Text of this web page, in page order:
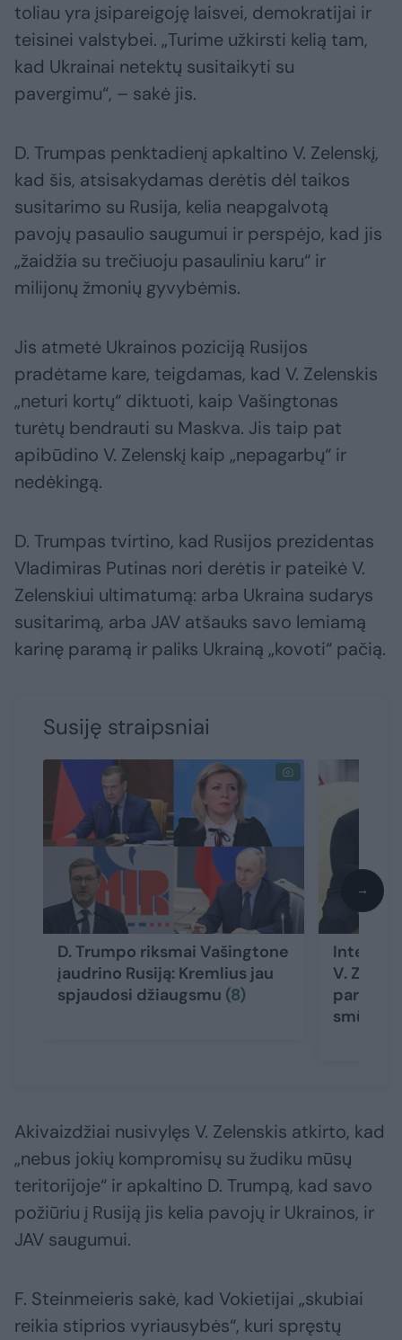
toliau yra įsipareigoję laisvei, demokratijai ir
teisinei valstybei. „Turime užkirsti kelią tam,
kad Ukrainai netektų susitaikyti su
pavergimu“, – sakė jis.
D. Trumpas penktadienį apkaltino V. Zelenskį,
kad šis, atsisakydamas derėtis dėl taikos
susitarimo su Rusija, kelia neapgalvotą
pavojų pasaulio saugumui ir perspėjo, kad jis
„žaidžia su trečiuoju pasauliniu karu“ ir
milijonų žmonių gyvybėmis.
Jis atmetė Ukrainos poziciją Rusijos
pradėtame kare, teigdamas, kad V. Zelenskis
„neturi kortų“ diktuoti, kaip Vašingtonas
turėtų bendrauti su Maskva. Jis taip pat
apibūdino V. Zelenskį kaip „nepagarbų“ ir
nedėkingą.
D. Trumpas tvirtino, kad Rusijos prezidentas
Vladimiras Putinas nori derėtis ir pateikė V.
Zelenskiui ultimatumą: arba Ukraina sudarys
susitarimą, arba JAV atšauks savo lemiamą
karinę paramą ir paliks Ukrainą „kovoti“ pačią.
Susiję straipsniai
D. Trumpo riksmai Vašingtone
įaudrino Rusiją: Kremlius jau
spjaudosi džiaugsmu (8)
V.
smūgis
→
Akivaizdžiai nusivylęs V. Zelenskis atkirto, kad
„nebus jokių kompromisų su žudiku mūsų
teritorijoje“ ir apkaltino D. Trumpą, kad savo
požiūriu į Rusiją jis kelia pavojų ir Ukrainos, ir
JAV saugumui.
F. Steinmeieris sakė, kad Vokietijai „skubiai
reikia stiprios vyriausybės“, kuri spręstų